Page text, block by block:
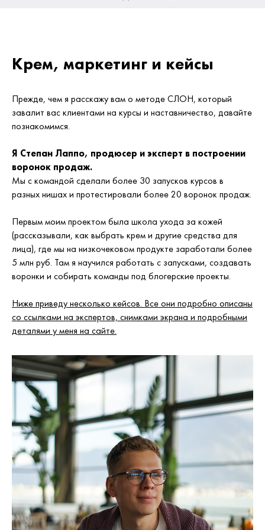
Крем, маркетинг и кейсы
Прежде, чем я расскажу вам о методе СЛОН, который
завалит вас клиентами на курсы и наставничество, давайте
познакомимся.
Я Степан Лаппо, продюсер и эксперт в построении
воронок продаж.
Мы с командой сделали более 30 запусков курсов в
разных нишах и протестировали более 20 воронок продаж.
Первым моим проектом была школа ухода за кожей
(рассказывали, как выбрать крем и другие средства для
лица), где мы на низкочековом продукте заработали более
5 млн руб. Там я научился работать с запусками, создавать
воронки и собирать команды под блогерские проекты.
Ниже приведу несколько кейсов. Все они подробно описаны
со ссылками на экспертов, снимками экрана и подробными
деталями у меня на сайте.